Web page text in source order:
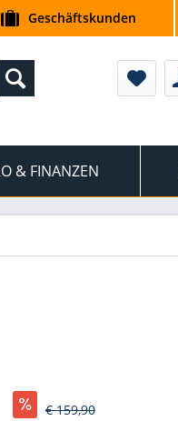
Geschäftskunden
& FINANZEN
€ 159,90